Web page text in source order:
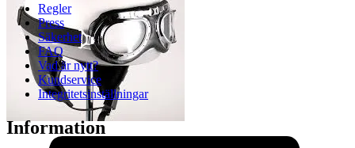
Regler
Press
Säkerhet
FAQ
Vad är nytt?
Kundservice
Integritetsinställningar
Information